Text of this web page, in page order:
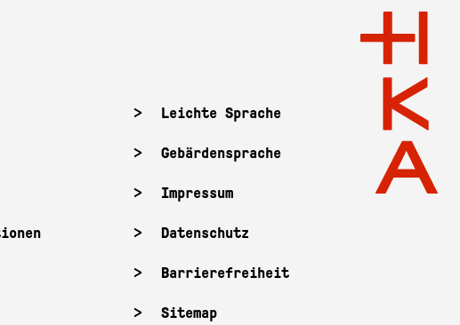
Leichte Sprache
Gebärdensprache
Impressum
Datenschutz
Barrierefreiheit
Sitemap